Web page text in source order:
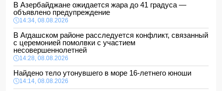
В Азербайджане ожидается жара до 41 градуса —
объявлено предупреждение
14:34, 08.08.2026
В Агдашском районе расследуется конфликт, связанный
с церемонией помолвки с участием
несовершеннолетней
14:28, 08.08.2026
Найдено тело утонувшего в море 16-летнего юноши
14:14, 08.08.2026